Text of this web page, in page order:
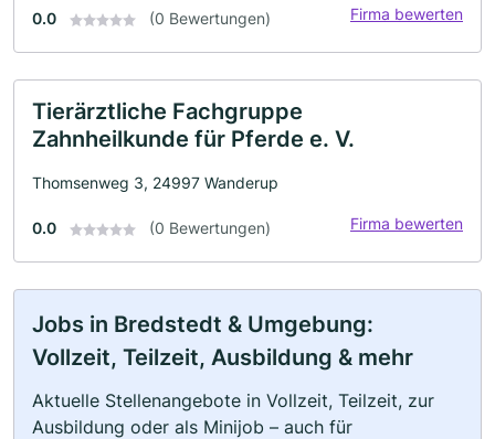
0.0 (0 Bewertungen) Firma bewerten
Tierärztliche Fachgruppe
Zahnheilkunde für Pferde e. V.
Thomsenweg 3, 24997 Wanderup
0.0 (0 Bewertungen) Firma bewerten
Jobs in Bredstedt & Umgebung:
Vollzeit, Teilzeit, Ausbildung & mehr
Aktuelle Stellenangebote in Vollzeit, Teilzeit, zur
Ausbildung oder als Minijob – auch für